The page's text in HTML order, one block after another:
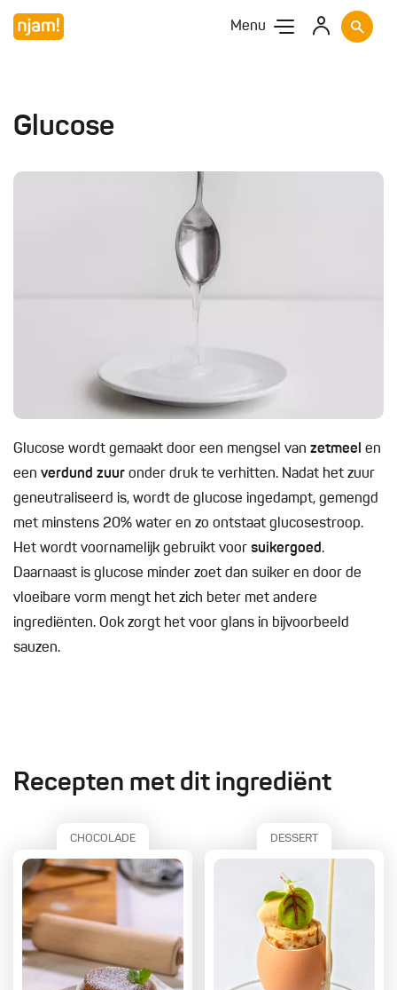
Menu
Glucose
Glucose wordt gemaakt door een mengsel van zetmeel en
een verdund zuur onder druk te verhitten. Nadat het zuur
geneutraliseerd is, wordt de glucose ingedampt, gemengd
met minstens 20% water en zo ontstaat glucosestroop.
Het wordt voornamelijk gebruikt voor suikergoed.
Daarnaast is glucose minder zoet dan suiker en door de
vloeibare vorm mengt het zich beter met andere
ingrediënten. Ook zorgt het voor glans in bijvoorbeeld
sauzen.
Recepten met dit ingrediënt
CHOCOLADE DESSERT